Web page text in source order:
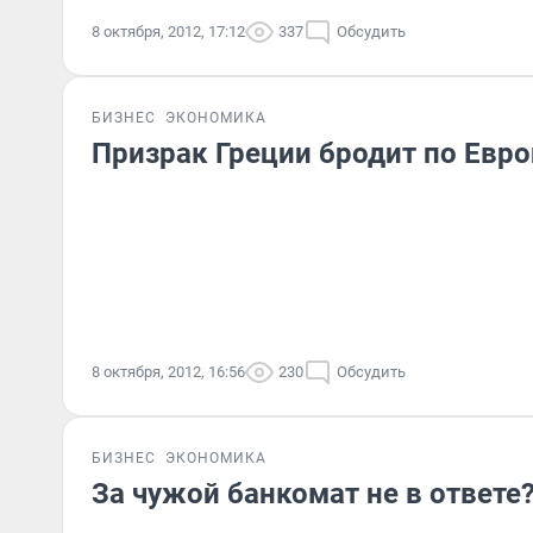
8 октября, 2012, 17:12 337 Обсудить
БИЗНЕС ЭКОНОМИКА
Призрак Греции бродит по
8 октября, 2012, 16:56 230 Обсудить
БИЗНЕС ЭКОНОМИКА
За чужой банкомат не в